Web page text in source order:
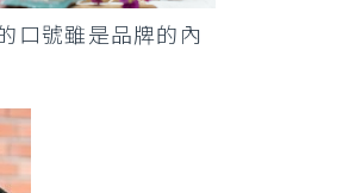
口號雖是品牌的內